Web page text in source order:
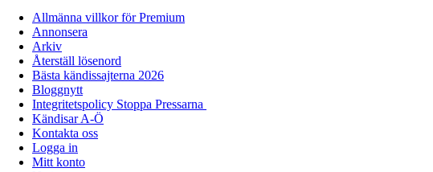
Allmänna villkor för Premium
Annonsera
Arkiv
Återställ lösenord
Bästa kändissajterna 2026
Bloggnytt
Integritetspolicy Stoppa Pressarna
Kändisar A-Ö
Kontakta oss
Logga in
Mitt konto